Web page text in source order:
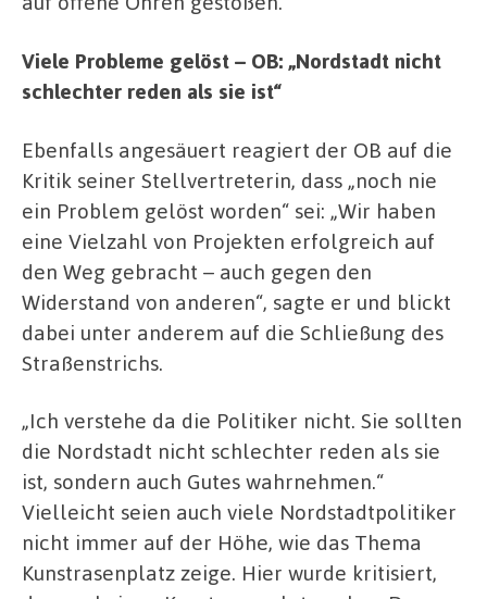
Viele Probleme gelöst – OB: „Nordstadt nicht
schlechter reden als sie ist“
Ebenfalls angesäuert reagiert der OB auf die
Kritik seiner Stellvertreterin, dass „noch nie
ein Problem gelöst worden“ sei: „Wir haben
eine Vielzahl von Projekten erfolgreich auf
den Weg gebracht – auch gegen den
Widerstand von anderen“, sagte er und blickt
dabei unter anderem auf die Schließung des
Straßenstrichs.
„Ich verstehe da die Politiker nicht. Sie sollten
die Nordstadt nicht schlechter reden als sie
ist, sondern auch Gutes wahrnehmen.“
Vielleicht seien auch viele Nordstadtpolitiker
nicht immer auf der Höhe, wie das Thema
Kunstrasenplatz zeige. Hier wurde kritisiert,